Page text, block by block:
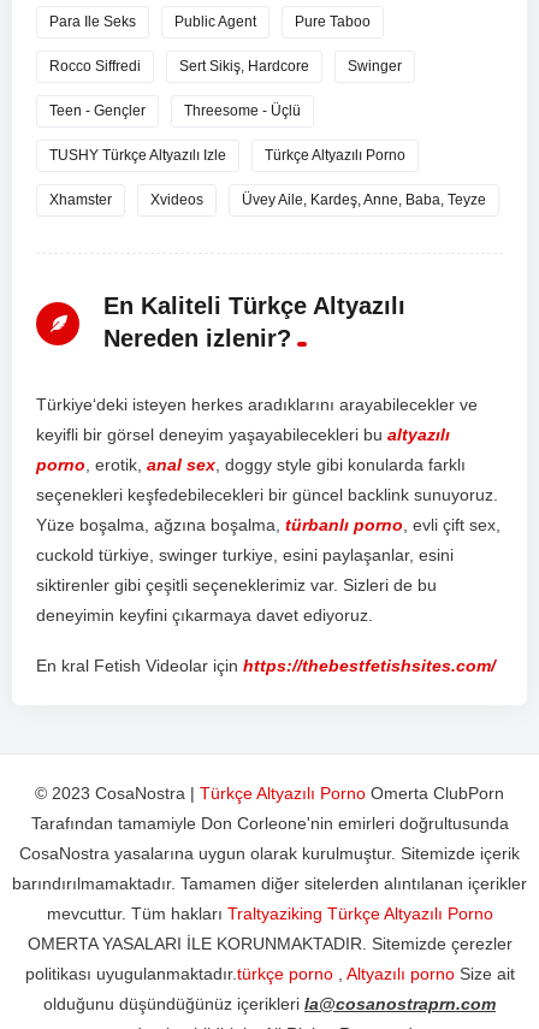
Para Ile Seks Public Agent Pure Taboo
Rocco Siffredi Sert Sikiş, Hardcore Swinger
Teen - Gençler Threesome - Üçlü
TUSHY Türkçe Altyazılı Izle Türkçe Altyazılı Porno
Xhamster Xvideos Üvey Aile, Kardeş, Anne, Baba, Teyze
En Kaliteli Türkçe Altyazılı
Nereden izlenir?
Türkiye‘deki isteyen herkes aradıklarını arayabilecekler ve
keyifli bir görsel deneyim yaşayabilecekleri bu altyazılı
porno erotik anal sex doggy style gibi konularda farklı
seçenekleri keşfedebilecekleri bir güncel backlink sunuyoruz
Yüze boşalma ağzına boşalma türbanlı porno evli çift sex
cuckold türkiye swinger turkiye esini paylaşanlar, esini
siktirenler gibi çeşitli seçeneklerimiz var. Sizleri de bu
deneyimin keyfini çıkarmaya davet ediyoruz
En kral Fetish Videolar için https://thebestfetishsites.com/
© 2023 CosaNostra | Türkçe Altyazılı Porno Omerta ClubPorn
Tarafından tamamiyle Don Corleone'nin emirleri doğrultusunda
CosaNostra yasalarına uygun olarak kurulmuştur. Sitemizde içerik
barındırılmamaktadır. Tamamen diğer sitelerden alıntılanan içerikler
mevcuttur. Tüm hakları Traltyaziking Türkçe Altyazılı Porno
OMERTA YASALARI İLE KORUNMAKTADIR. Sitemizde çerezler
politikası uyugulanmaktadır.türkçe porno, Altyazılı pornoSize ait
olduğunu düşündüğünüz içerikleri la@cosanostraprn.com